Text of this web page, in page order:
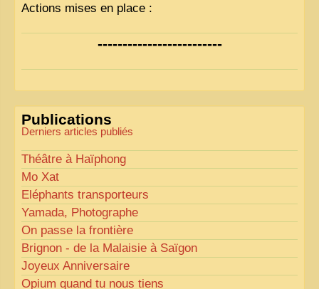
Actions mises en place :
Nous avons déjà ajusté les couleurs pour améliorer
la lisibilité. Votre avis nous intéresse !
« Comme tout bon collectionneur le sait, la
perfection est un idéal… mais nous y travaillons
-------------------------
Publications
Derniers articles publiés
Théâtre à Haïphong
Mo Xat
Eléphants transporteurs
Yamada, Photographe
On passe la frontière
Brignon - de la Malaisie à Saïgon
Joyeux Anniversaire
Opium quand tu nous tiens